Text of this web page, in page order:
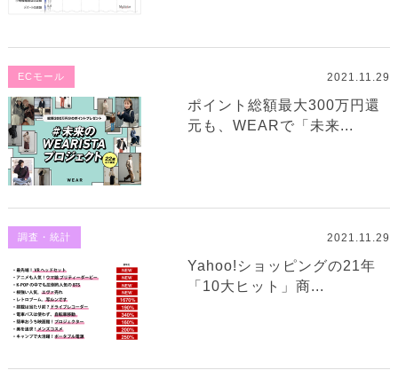
ECモール 2021.11.29
ポイント総額最大300万円還
元も、WEARで「未来...
調査・統計 2021.11.29
Yahoo!ショッピングの21年
「10大ヒット」商...